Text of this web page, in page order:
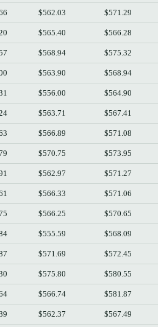
$562.03 $571.29
$565.40 $566.28
$568.94 $575.32
$563.90 $568.94
$556.00 $564.90
$563.71 $567.41
$566.89 $571.08
$570.75 $573.95
$562.97 $571.27
$566.33 $571.06
$566.25 $570.65
$555.59 $568.09
$571.69 $572.45
$575.80 $580.55
$566.74 $581.87
$562.37 $567.49